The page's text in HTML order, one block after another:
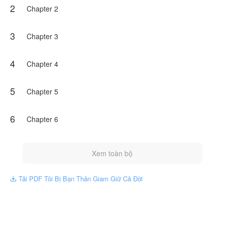
2 Chapter 2
3 Chapter 3
4 Chapter 4
5 Chapter 5
6 Chapter 6
Xem toàn bộ
 Tải PDF Tôi Bị Bạn Thân Giam Giữ Cả Đời